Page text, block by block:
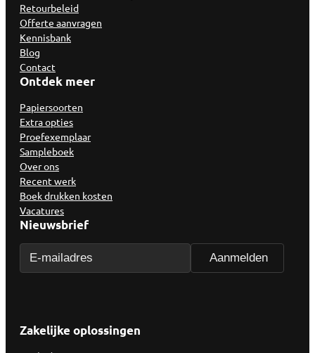
Retourbeleid
Offerte aanvragen
Kennisbank
Blog
Contact
Ontdek meer
Papiersoorten
Extra opties
Proefexemplaar
Sampleboek
Over ons
Recent werk
Boek drukken kosten
Vacatures
Nieuwsbrief
Zakelijke oplossingen